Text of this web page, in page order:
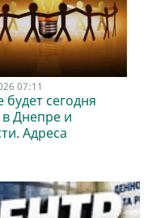
07:11
будет сегодня
в Днепре и
Адреса